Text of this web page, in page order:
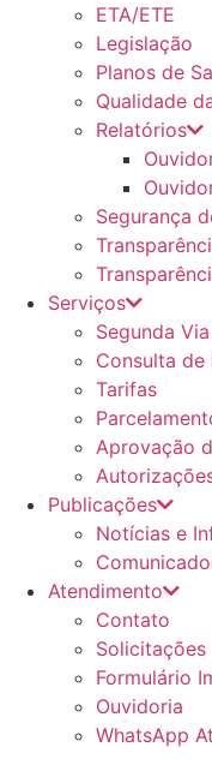
ETA/ETE
Legislação
Planos de
Qualidade
Relatórios
Segurança
Serviços
Segunda
Consulta de
Tarifas
Aprovação
Publicações
Notícias e
Atendimento
Contato
Solicitações
Formulário
Ouvidoria
WhatsApp